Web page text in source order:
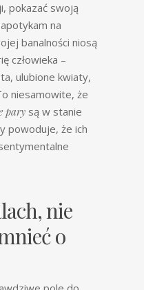
pokazać swoją
na
banalności niosą
człowieka –
ulubione kwiaty,
niesamowite, że
pary są w stanie
powoduje, że ich
nie
o